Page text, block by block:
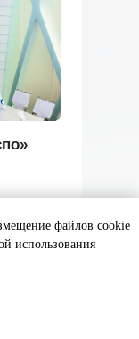
файлов cookie
использования